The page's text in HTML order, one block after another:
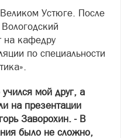
Устюге. После
на кафедру
по специальности
мой друг, а
на презентации
Заворохин. - В
было не сложно,